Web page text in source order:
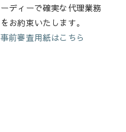
ーディーで確実な代理業務
をお約束いたします。
事前審査用紙はこちら